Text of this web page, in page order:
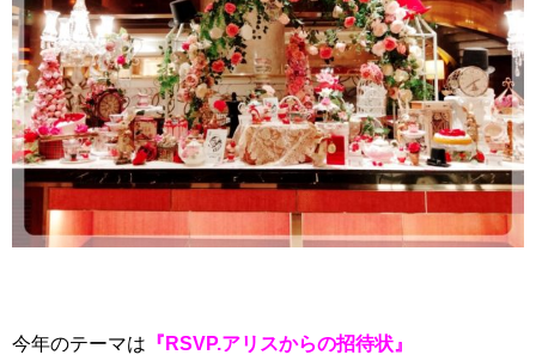
今年のテーマは 『RSVP.アリスからの招待状』